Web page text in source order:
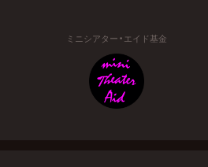
ミニシアター・エイド基金